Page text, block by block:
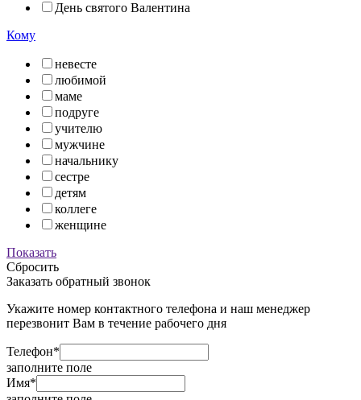
День святого Валентина
Кому
невесте
любимой
маме
подруге
учителю
мужчине
начальнику
сестре
детям
коллеге
женщине
Показать
Сбросить
Заказать обратный звонок
Укажите номер контактного телефона и наш менеджер
перезвонит Вам в течение рабочего дня
Телефон*
заполните поле
Имя*